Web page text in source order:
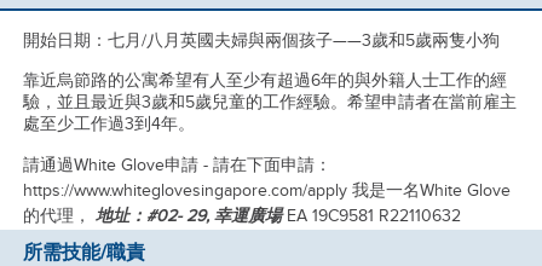
開始日期：七月/八月英國夫婦與兩個孩子——3歲和5歲兩隻小狗
靠近烏節路的公寓希望有人至少有超過6年的與外籍人士工作的經
驗，並且最近與3歲和5歲兒童的工作經驗。希望申請者在當前雇主
處至少工作過3到4年。
請通過White Glove申請 - 請在下面申請：
https://www.whiteglovesingapore.com/apply 我是一名White Glove
的代理， 地址：#02- 29, 幸運廣場EA 19C9581 R22110632
所需技能/職責